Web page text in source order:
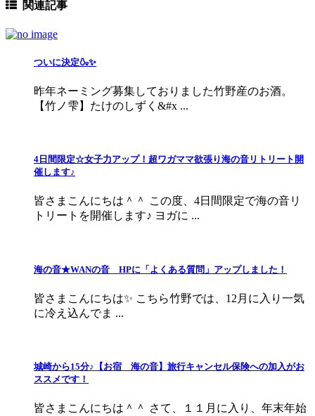
関連記事
ついに決定🍶✨
昨年ネーミング募集しておりました竹野産のお酒。
【竹ノ雫】たけのしずく&#x ...
4日間限定☆女子力アップ！超ワガママ欲張り海の音リトリート開
催します♪
皆さまこんにちは＾＾ この度、4日間限定で海の音リ
トリートを開催します♪ ヨガに ...
海の音★WANの音 HPに「よくある質問」アップしました！
皆さまこんにちは✨ こちら竹野では、12月に入り一気
に冷え込んでま ...
城崎から15分♪【お宿 海の音】旅行キャンセル保険への加入がお
ススメです！
皆さまこんにちは＾＾ さて、１１月に入り、年末年始